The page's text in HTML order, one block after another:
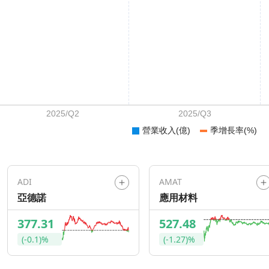
ADI
亞德諾
377.31
(-0.1)%
AMAT
應用材料
527.48
(-1.27)%